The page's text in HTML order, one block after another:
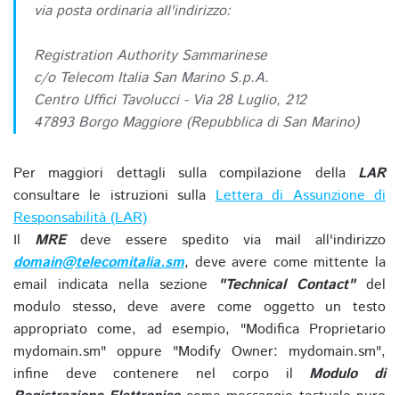
via posta ordinaria all'indirizzo:
Registration Authority Sammarinese
c/o Telecom Italia San Marino S.p.A.
Centro Uffici Tavolucci - Via 28 Luglio, 212
47893 Borgo Maggiore (Repubblica di San Marino)
Per maggiori dettagli sulla compilazione della LAR
consultare le istruzioni sullaLettera di Assunzione di
Responsabilità (LAR)
Il MREdeve essere spedito via mail all'indirizzo
domain@telecomitalia.sm, deve avere come mittente la
email indicata nella sezione
"Technical Contact"del
modulo stesso, deve avere come oggetto un testo
appropriato come, ad esempio, "Modifica Proprietario
mydomain.sm" oppure "Modify Owner: mydomain.sm",
infine deve contenere nel corpo il Modulo di